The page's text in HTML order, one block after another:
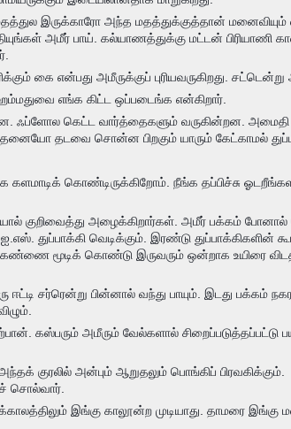
இருக்காரோ அந்த மதத்துக்குத்தான்
அமீர் பாய். கல்யாணத்துக்கு மட்டன் பிரியாணி
என்பது அமீருக்குப் புரியவருகிறது. சட்டென்று
எங்க கிட்ட ஒப்படைங்க என்கிறார்.
ஃப்ளோல கெட்ட வார்த்தைகளும் வருகின்றன.
தடவை சொன்ன பிறகும் யாரும் கேட்காமல்
கொண்டிருக்கிறோம். நீங்க தப்பிச்சு
குறிவைத்து அழைக்கிறார்கள். அமீர் பக்கம்
துப்பாக்கி வெடிக்கும். இரண்டு துப்பாக்கிகளின்
கண்ணை மூடிக் கொண்டு இருவரும் ஒன்றாக உயிரை
சர்ரென்று பின்னால் வந்து பாயும். இடது பக்கம்
கஸ்பரும் அமீரும் வேல்களால் சிறைப்படுத்தப்பட்டு
குரலில் அன்பும் ஆறுதலும் பொங்கிப் பிரவகிக்கும்.
சொல்வார்.
இங்கு காலூன்ற முடியாது. தாமரை இங்கு